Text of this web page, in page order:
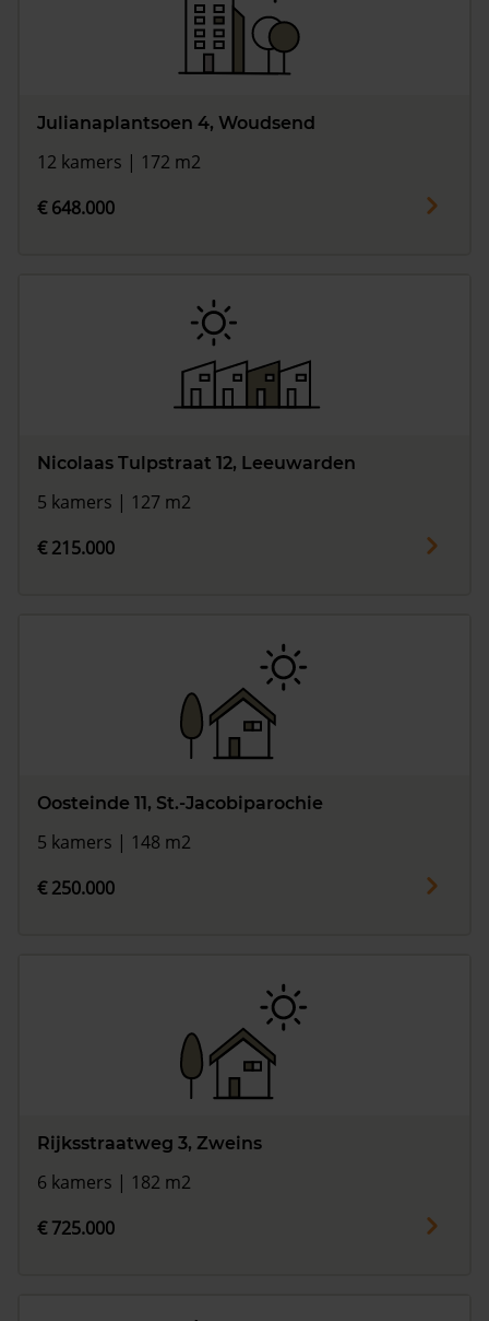
Julianaplantsoen 4, Woudsend
12 kamers | 172 m2
€ 648.000
Nicolaas Tulpstraat 12, Leeuwarden
5 kamers | 127 m2
€ 215.000
Oosteinde 11, St.-Jacobiparochie
5 kamers | 148 m2
€ 250.000
Rijksstraatweg 3, Zweins
6 kamers | 182 m2
€ 725.000